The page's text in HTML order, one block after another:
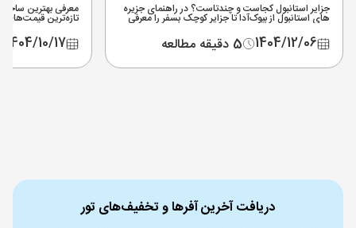
جزایر استانبول کجاست و چندتاست؟ در راهنمای جزیره
های استانبول از بیوک‌آدا تا جزایر کوچک بسفر را معرفی
می‌کنیم + مسیر دسترسی، هزینه‌ها و بهترین زمان سفر.
1404/12/06 5 دقیقه مطالعه
معرفی بهترین ساحل
تازه‌ترین قیمت‌های
سواحل اختصاصی
1404/10/17
دریافت آخرین آفرها و تخفیف‌های تور